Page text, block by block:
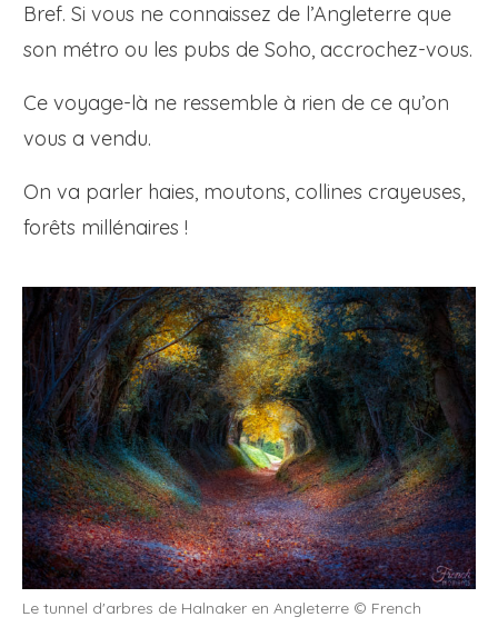
Bref. Si vous ne connaissez de l’Angleterre que
son métro ou les pubs de Soho, accrochez-vous.
Ce voyage-là ne ressemble à rien de ce qu’on
vous a vendu.
On va parler haies, moutons, collines crayeuses,
forêts millénaires !
Le tunnel d'arbres de Halnaker en Angleterre © French